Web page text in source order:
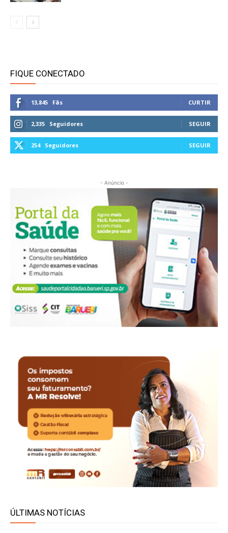
FIQUE CONECTADO
13,845 Fãs CURTIR
2,335 Seguidores SEGUIR
254 Seguidores SEGUIR
- Anúncio -
ÚLTIMAS NOTÍCIAS